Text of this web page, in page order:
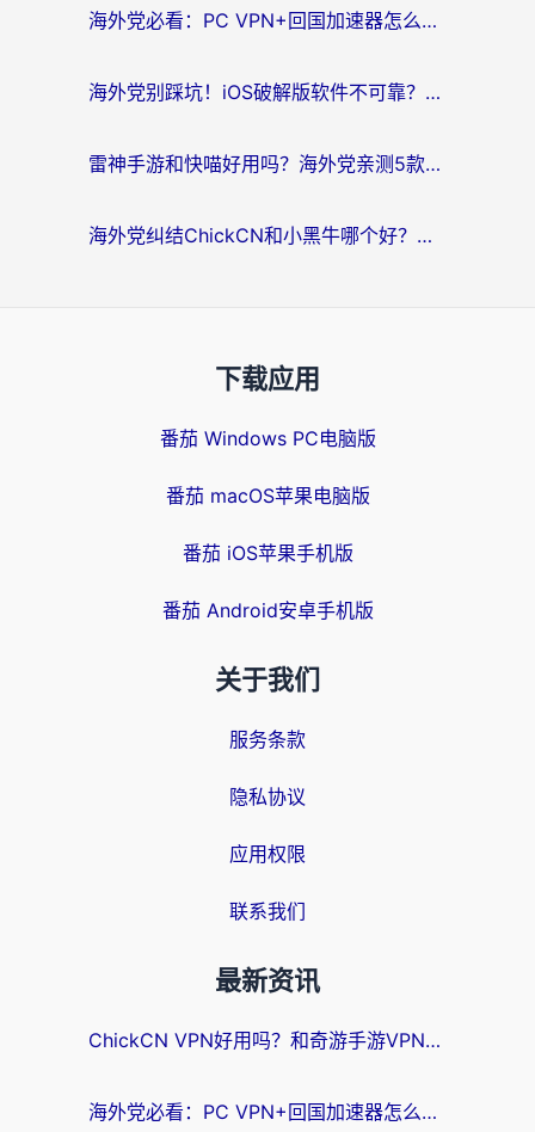
海外党必看：PC VPN+回国加速器怎么选？无缝访问国内资源全攻略
海外党别踩坑！iOS破解版软件不可靠？教你选对回国加速器无缝看国内资源
雷神手游和快喵好用吗？海外党亲测5款回国加速器，附斧牛Bling对比+微信视频号解决办法
海外党纠结ChickCN和小黑牛哪个好？一篇帮你选对回国加速器的实用指南
下载应用
番茄 Windows PC电脑版
番茄 macOS苹果电脑版
番茄 iOS苹果手机版
番茄 Android安卓手机版
关于我们
服务条款
隐私协议
应用权限
联系我们
最新资讯
ChickCN VPN好用吗？和奇游手游VPN对比哪个回国效果更好？海外党亲测实用指南
海外党必看：PC VPN+回国加速器怎么选？无缝访问国内资源全攻略